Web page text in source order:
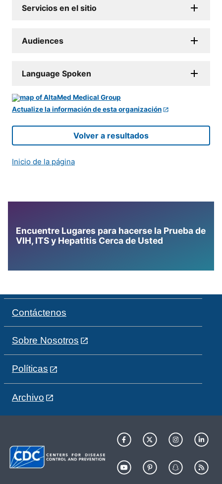
Servicios en el sitio
Audiences
Language Spoken
Actualize la información de esta organización
Volver a resultados
Inicio de la página
Encuentre Lugares para hacerse la Prueba de
VIH, ITS y Hepatitis Cerca de Usted
Contáctenos
Sobre Nosotros
Políticas
Archivo